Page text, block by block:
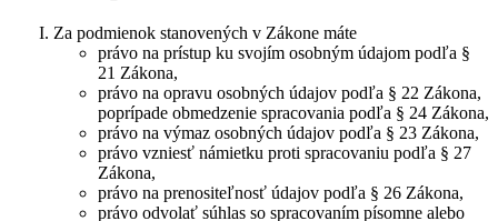
Za podmienok stanovených v Zákone máte
právo na prístup ku svojím osobným údajom podľa §
21 Zákona,
právo na opravu osobných údajov podľa § 22 Zákona,
poprípade obmedzenie spracovania podľa § 24 Zákona,
právo na výmaz osobných údajov podľa § 23 Zákona,
právo vzniesť námietku proti spracovaniu podľa § 27
Zákona,
právo na prenositeľnosť údajov podľa § 26 Zákona,
právo odvolať súhlas so spracovaním písomne alebo